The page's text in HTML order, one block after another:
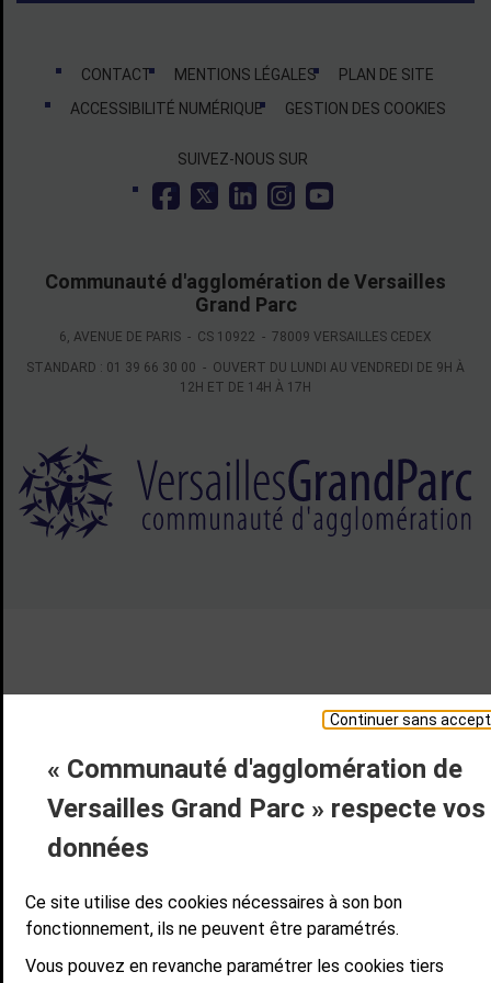
Continuer sans
« Communauté d'agglomération de
Versailles Grand Parc » respecte vos
données
Ce site utilise des cookies nécessaires à son bon
fonctionnement, ils ne peuvent être paramétrés.
Vous pouvez en revanche paramétrer les cookies tiers
Liens bas de page
CONTACT MENTIONS LÉGALES
PLAN DE SITE
ACCESSIBILITÉ NUMÉRIQUE
GESTION DES COOKIES
Suivez-nous
SUIVEZ-NOUS SUR
Communauté d'agglomération de Versailles
Grand Parc
6, AVENUE DE PARIS - CS 10922 - 78009 VERSAILLES CEDEX
STANDARD : 01 39 66 30 00 - OUVERT DU LUNDI AU VENDREDI DE 9H À
12H ET DE 14H À 17H